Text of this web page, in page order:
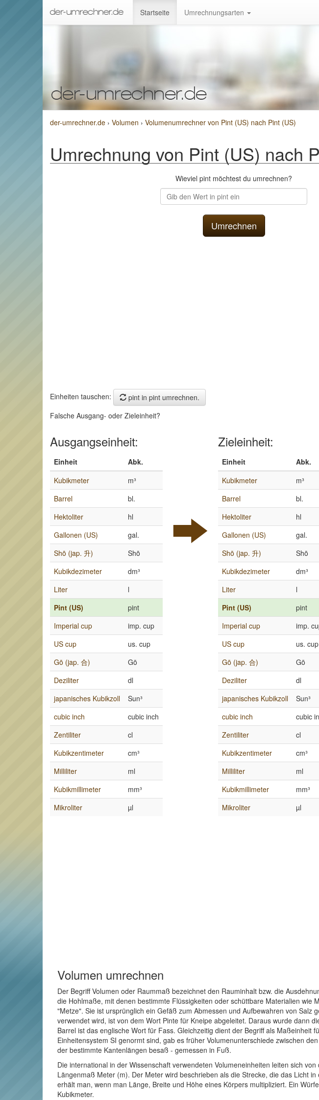
Startseite Umrechnungsarten
der-umrechner.de › Volumen › Volumenumrechner von Pint (US) nach Pint (US)
Umrechnung von Pint (US) nach
Wieviel pint möchtest du umrechnen?
Einheiten tauschen:
pint in pint umrechnen.
Falsche Ausgang- oder Zieleinheit?
Ausgangseinheit:
Einheit
Abk.
Kubikmeter
m³
Barrel
bl.
Hektoliter
hl
Gallonen (US)
gal.
Shō (jap. 升)
Shō
Kubikdezimeter
dm³
Liter
l
Pint (US)
pint
Imperial cup
imp. cup
US cup
us. cup
Gō (jap. 合)
Gō
Deziliter
dl
japanisches Kubikzoll
Sun³
cubic inch
cubic inch
Zentiliter
cl
Kubikzentimeter
cm³
Milliliter
ml
Kubikmillimeter
mm³
Mikroliter
µl
Zieleinheit:
Einheit
Abk.
Kubikmeter
m³
Barrel
bl.
Hektoliter
hl
Gallonen (US)
gal.
Shō (jap. 升)
Shō
Kubikdezimeter
dm³
Liter
l
Pint (US)
pint
Imperial cup
imp.
US cup
us. cup
Gō (jap. 合)
Gō
Deziliter
dl
japanisches Kubikzoll
Sun³
cubic inch
cubic
Zentiliter
cl
Kubikzentimeter
cm³
Milliliter
ml
Kubikmillimeter
mm³
Mikroliter
µl
Volumen umrechnen
Der Begriff Volumen oder Raummaß bezeichnet den Rauminhalt bzw. die
die Hohlmaße, mit denen bestimmte Flüssigkeiten oder schüttbare Materialien
"Metze". Sie ist ursprünglich ein Gefäß zum Abmessen und Aufbewahren von
verwendet wird, ist von dem Wort Pinte für Kneipe abgeleitet. Daraus wurde dann
Barrel ist das englische Wort für Fass. Gleichzeitig dient der Begriff als
Einheitensystem SI genormt sind, gab es früher Volumenunterschiede zwischen
der bestimmte Kantenlängen besaß - gemessen in Fuß.
Die international in der Wissenschaft verwendeten Volumeneinheiten leiten sich
Längenmaß Meter (m). Der Meter wird beschrieben als die Strecke, die das Licht
erhält man, wenn man Länge, Breite und Höhe eines Körpers multipliziert. Ein
Kubikmeter.